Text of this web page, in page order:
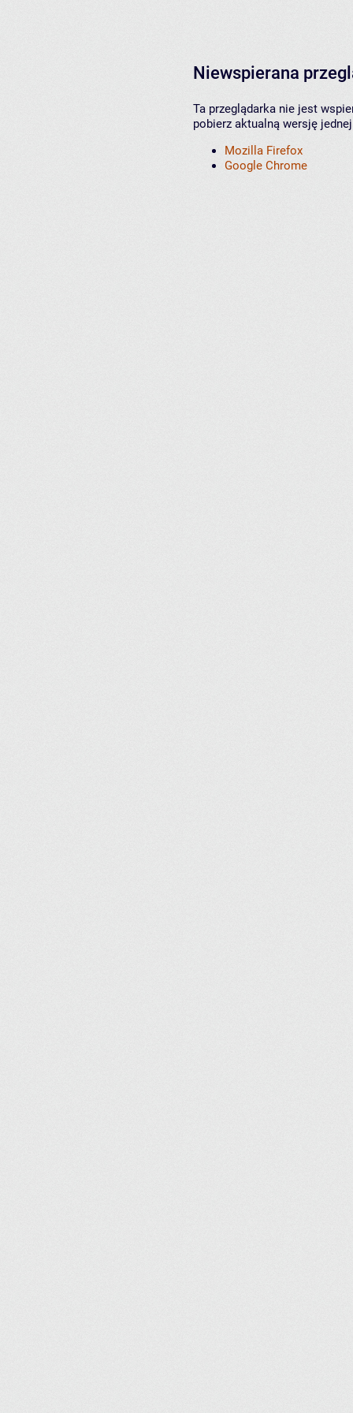
Niewspierana
Ta przeglądarka nie jest
pobierz aktualną wersję
Mozilla Firefox
Google Chrome